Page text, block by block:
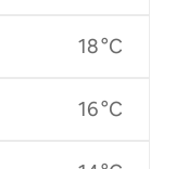
18 °C
16 °C